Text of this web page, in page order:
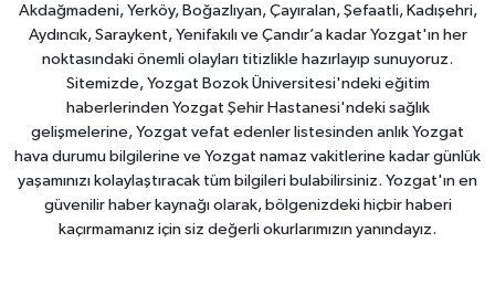
Akdağmadeni, Yerköy, Boğazlıyan, Çayıralan, Şefaatli, Kadışehri,
Aydıncık, Saraykent, Yenifakılı ve Çandır’a kadar Yozgat'ın her
noktasındaki önemli olayları titizlikle hazırlayıp sunuyoruz.
Sitemizde, Yozgat Bozok Üniversitesi'ndeki eğitim
haberlerinden Yozgat Şehir Hastanesi'ndeki sağlık
gelişmelerine, Yozgat vefat edenler listesinden anlık Yozgat
hava durumu bilgilerine ve Yozgat namaz vakitlerine kadar günlük
yaşamınızı kolaylaştıracak tüm bilgileri bulabilirsiniz. Yozgat'ın en
güvenilir haber kaynağı olarak, bölgenizdeki hiçbir haberi
kaçırmamanız için siz değerli okurlarımızın yanındayız.